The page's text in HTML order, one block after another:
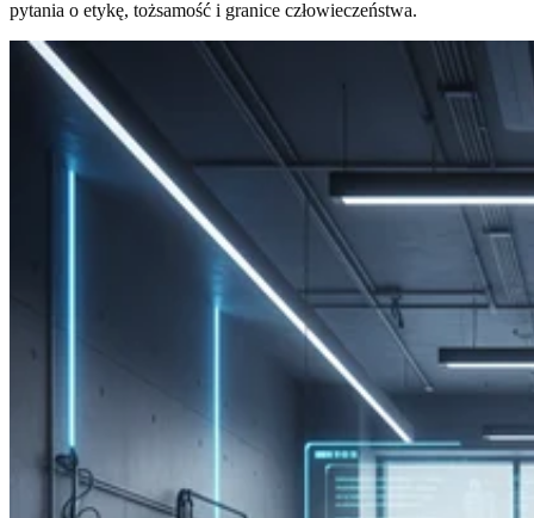
pytania o etykę, tożsamość i granice człowieczeństwa.